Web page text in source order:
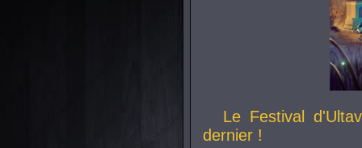
Le Festival
dernier !